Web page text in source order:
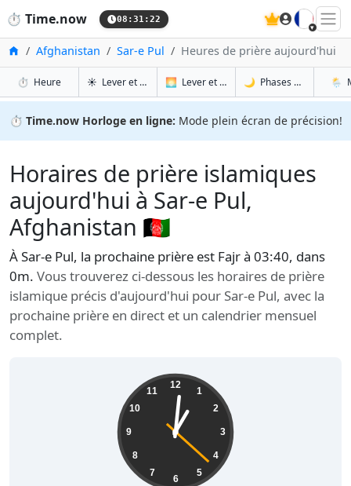
⏱️ Time.now 08:31:23 🇫🇷
Accueil
Afghanistan Sar-e Pul Heures de prière aujourd'hui
⏱️ Heureà Sar-e Pul
☀️ Lever et coucher du soleil à Sar-e Pul
🌅 Lever et coucher du soleil demain à
🌙 Phases de la Lune à
🌦️
⏱️ Time.now Horloge en ligne: Mode plein écran de précision!
Horaires de prière islamiques
aujourd'hui à Sar-e Pul,
Afghanistan 🇦🇫
À Sar-e Pul, la prochaine prière est Fajr à 03:40, dans
0m. Vous trouverez ci-dessous les horaires de prière
islamique précis d'aujourd'hui pour Sar-e Pul, avec la
prochaine prière en direct et un calendrier mensuel
complet.
12
1
2
3
4
5
6
7
8
9
10
11